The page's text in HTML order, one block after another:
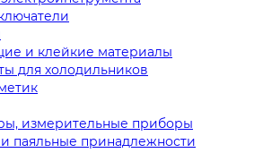
и клейкие материалы
для холодильников
измерительные приборы
паяльные принадлежности